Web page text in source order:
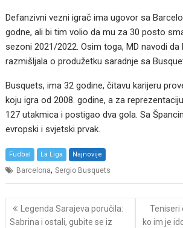
Defanzivni vezni igrač ima ugovor sa
godne, ali bi tim volio da mu za 30 posto
sezoni 2021/2022. Osim toga, MD navodi da
razmišljala o produžetku saradnje sa
Busquets, ima 32 godine, čitavu karijeru
koju igra od 2008. godine, a za
127 utakmica i postigao dva gola. Sa
evropski i svjetski prvak.
Fudbal La Liga Najnovije
Barcelona,Sergio Busquets
Post
navigation
Legenda Sarajeva poručila:
Sabrina i ostali, gubite se iz
Teniseri
ko im je